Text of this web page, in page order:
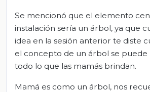
Se mencionó que el elemento
instalación sería un árbol, ya que
idea en la sesión anterior te diste
el concepto de un árbol se puede
todo lo que las mamás brindan.
Mamá es como un árbol, nos